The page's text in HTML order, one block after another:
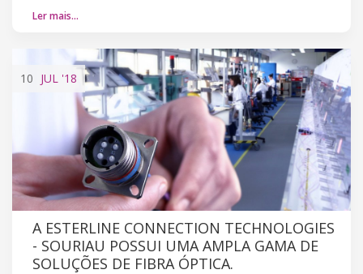
Ler mais…
10 JUL '18
A ESTERLINE CONNECTION TECHNOLOGIES
- SOURIAU POSSUI UMA AMPLA GAMA DE
SOLUÇÕES DE FIBRA ÓPTICA.